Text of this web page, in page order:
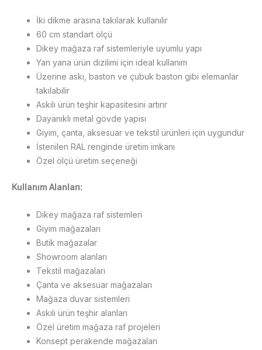
İki dikme arasına takılarak kullanılır
60 cm standart ölçü
Dikey mağaza raf sistemleriyle uyumlu yapı
Yan yana ürün dizilimi için ideal kullanım
Üzerine askı, baston ve çubuk baston gibi elemanlar
takılabilir
Askılı ürün teşhir kapasitesini artırır
Dayanıklı metal gövde yapısı
Giyim, çanta, aksesuar ve tekstil ürünleri için uygundur
İstenilen RAL renginde üretim imkanı
Özel ölçü üretim seçeneği
Kullanım Alanları:
Dikey mağaza raf sistemleri
Giyim mağazaları
Butik mağazalar
Showroom alanları
Tekstil mağazaları
Çanta ve aksesuar mağazaları
Mağaza duvar sistemleri
Askılı ürün teşhir alanları
Özel üretim mağaza raf projeleri
Konsept perakende mağazaları